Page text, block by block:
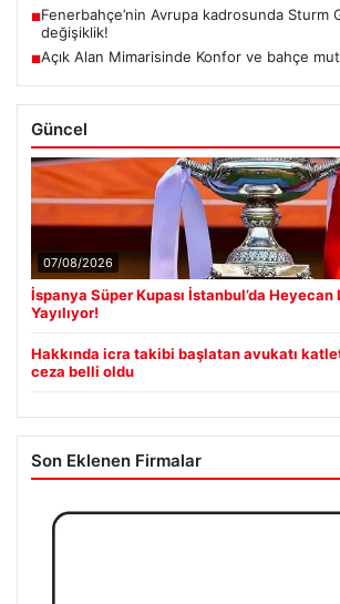
■Fenerbahçe’nin Avrupa kadrosunda Sturm
değişiklik!
■Açık Alan Mimarisinde Konfor ve bahçe
Güncel
07/08/2026
İspanya Süper Kupası İstanbul’da Heyecan
Yayılıyor!
Hakkında icra takibi başlatan avukatı
ceza belli oldu
Son Eklenen Firmalar